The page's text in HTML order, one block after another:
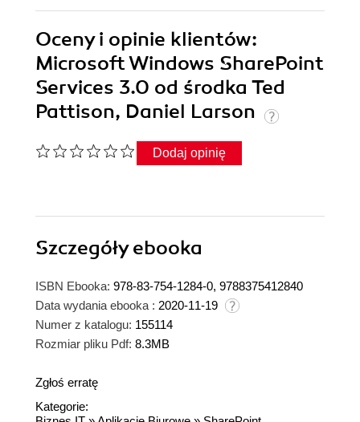
Oceny i opinie klientów:
Microsoft Windows SharePoint
Services 3.0 od środka Ted
Pattison, Daniel Larson
Dodaj opinię
Szczegółyebooka
ISBN Ebooka: 978-83-754-1284-0, 9788375412840
Data wydania ebooka : 2020-11-19
Numer z katalogu: 155114
Rozmiar pliku Pdf: 8.3MB
Zgłoś erratę
Kategorie: